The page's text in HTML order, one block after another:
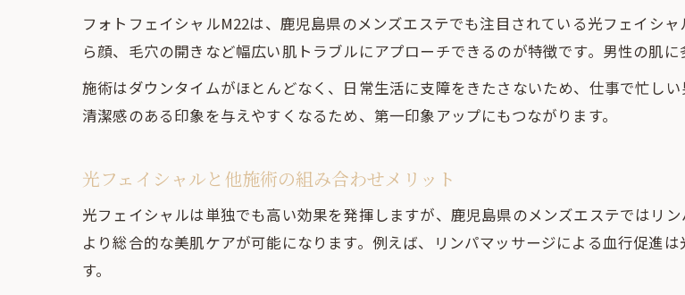
フォトフェイシャルM22は、鹿児島県のメンズエステでも注目されている光フェイシ
ら顔、毛穴の開きなど幅広い肌トラブルにアプローチできるのが特徴です。男性の肌
施術はダウンタイムがほとんどなく、日常生活に支障をきたさないため、仕事で忙し
清潔感のある印象を与えやすくなるため、第一印象アップにもつながります。
光フェイシャルと他施術の組み合わせメリット
光フェイシャルは単独でも高い効果を発揮しますが、鹿児島県のメンズエステではリ
より総合的な美肌ケアが可能になります。例えば、リンパマッサージによる血行促進
す。